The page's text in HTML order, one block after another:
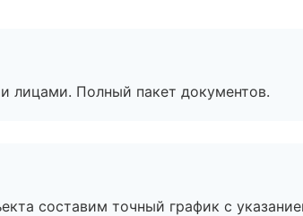
лицами. Полный пакет документов.
составим точный график с